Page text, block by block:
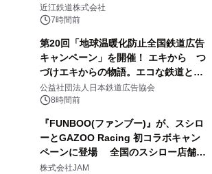
「長濱浪漫ビール」が参加！キリン一
番搾り飲み放題が復活！
近江鉄道株式会社
7時間前
第20回「地球温暖化防止全国鉄道広告
キャンペーン」を開催！ エキから つ
づけエキからの物語。エコな鉄道とと
もに。
公益社団法人日本鉄道広告協会
8時間前
『FUNBOO(ファンブー)』が、スシロ
ーとGAZOO Racing 初コラボキャン
ペーンに登場 全国のスシロー店舗で
GR 4車種の FUNBOO(ミニカー)付き
株式会社JAM